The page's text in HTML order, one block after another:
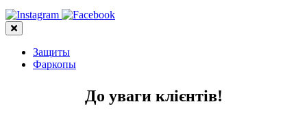
Защиты
Фаркопы
До уваги клієнтів!